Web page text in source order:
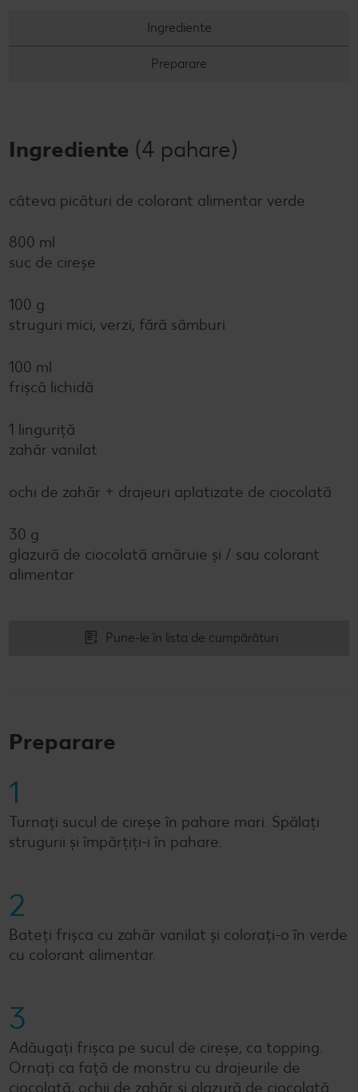
Ingrediente
Preparare
Ingrediente (4 pahare)
câteva picături de colorant alimentar verde
800 ml
suc de cireşe
100 g
struguri mici, verzi, fără sâmburi
100 ml
frişcă lichidă
1 linguriță
zahăr vanilat
ochi de zahăr + drajeuri aplatizate de ciocolată
30 g
glazură de ciocolată amăruie şi / sau colorant
alimentar
Pune-le în lista de cumpărături
Preparare
1
Turnaţi sucul de cireşe în pahare mari. Spălaţi
strugurii şi împărţiţi-i în pahare.
2
Bateţi frişca cu zahăr vanilat şi coloraţi-o în verde
cu colorant alimentar.
3
Adăugaţi frişca pe sucul de cireşe, ca topping.
Ornaţi ca faţă de monstru cu drajeurile de
ciocolată, ochii de zahăr şi glazură de ciocolată